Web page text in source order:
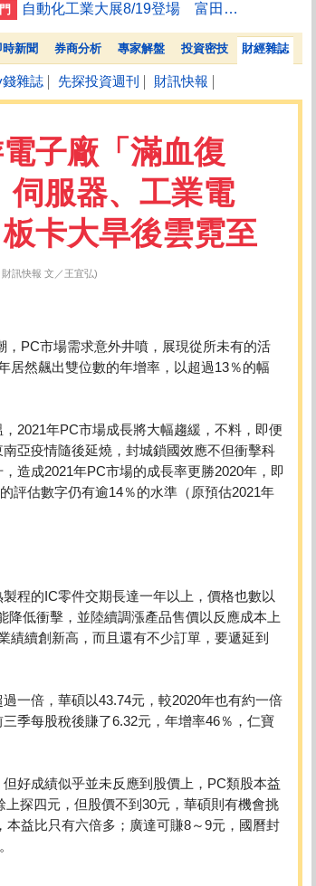
-2.90
自動化工業大展8/19登場 富田電機秀機器人關節模組
時新聞 券商分析 專家解盤 投資密技 財經雜誌
雜誌 先探投資週刊 財訊快報
子廠「滿血復
伺服器、工業電
卡大旱後雲霓至
訊快報 文／王宜弘)
PC市場需求意外井噴，展現從所未有的活
居然飆出雙位數的年增率，以超過13％的幅
2021年PC市場成長將大幅趨緩，不料，即便
亞疫情隨後延燒，封城鎖國效應不但衝擊科
造成2021年PC市場的成長率更勝2020年，即
評估數字仍有逾14％的水準（原預估2021年
程的IC零件交期長達一年以上，價格也數以
低衝擊，並陸續調漲產品售價以反應成本上
績續創新高，而且還有不少訂單，要遞延到
一倍，華碩以43.74元，較2020年也有約一倍
季每股稅後賺了6.32元，年增率46％，仁寶
好成績似乎並未反應到股價上，PC類股本益
探四元，但股價不到30元，華碩則有機會挑
益比只有六倍多；廣達可賺8～9元，國曆封